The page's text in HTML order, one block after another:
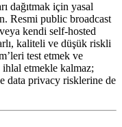
dağıtmak için yasal
Resmi public broadcast
kendi self-hosted
kaliteli ve düşük riskli
test etmek ve
etmekle kalmaz;
data privacy risklerine de